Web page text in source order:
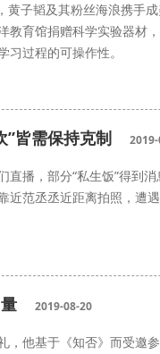
子韬及其粉丝海浪携手
教育馆捐赠科学实验器材
过程的可操作性。
”皆需保持克制
播，部分“私生饭”得到
近范丞丞近距离拍照，遭
2019-08-20
，他基于《知否》而受邀